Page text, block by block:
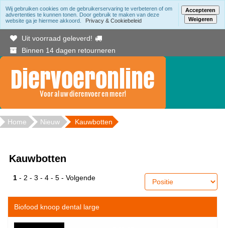
Gratis bezorging binnen Berkelland vanaf 20.00
Uit voorraad geleverd!
Binnen 14 dagen retourneren
Home Nieuw Kauwbotten
Kauwbotten
1 - 2 - 3 - 4 - 5 - Volgende
Biofood knoop dental large
Wij gebruiken cookies om de gebruikerservaring te verbeteren of om
advertenties te kunnen tonen. Door gebruik te maken van deze
website ga je hiermee akkoord.
Privacy & Cookiebeleid
Accepteren
Weigeren